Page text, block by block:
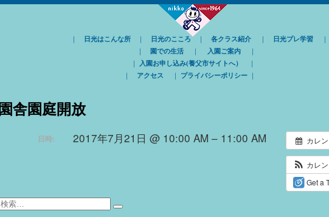
｜ 日光はこんな所 ｜ 日光のこころ ｜ 各クラス紹介 ｜ 日光プレ学習
｜
園での生活｜ 入園ご案内｜
｜
入園お申し込み(養父市サイトへ）
｜
｜
アクセス ｜ プライバシーポリシー｜
園舎園庭開放
カレ
カレ
Get a
日時: 2017年7月21日 @ 10:00 AM – 11:00 AM
検
検